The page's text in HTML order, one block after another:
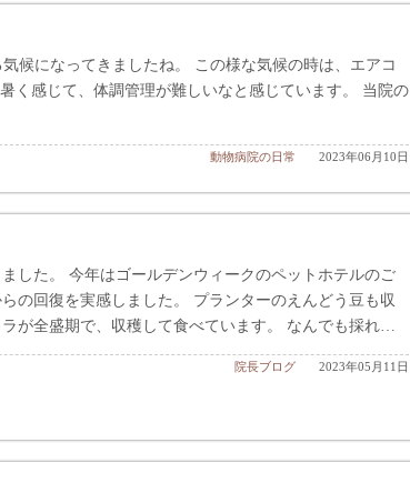
候になってきましたね。 この様な気候の時は、エアコ
く感じて、体調管理が難しいなと感じています。 当院の
2023年06月10日
動物病院の日常
した。 今年はゴールデンウィークのペットホテルのご
の回復を実感しました。 プランターのえんどう豆も収
が全盛期で、収穫して食べています。 なんでも採れ…
2023年05月11日
院長ブログ